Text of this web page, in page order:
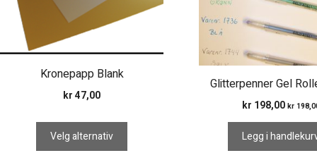
Kronepapp Blank
kr 47,00
Velg alternativ
velges
Glitterpenner Gel
kr 198,00 kr
Legg i